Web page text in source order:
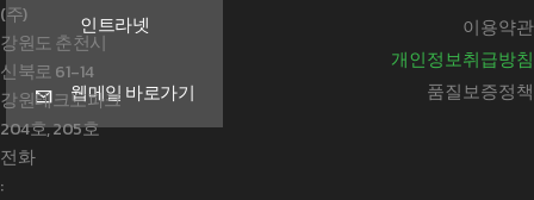
인트라넷
웹메일 바로가기
이용약관
개인정보취급방침
품질보증정책
(주)
강원도 춘천시
신북로 61-14
강원테크노파크
204호, 205호
전화
: